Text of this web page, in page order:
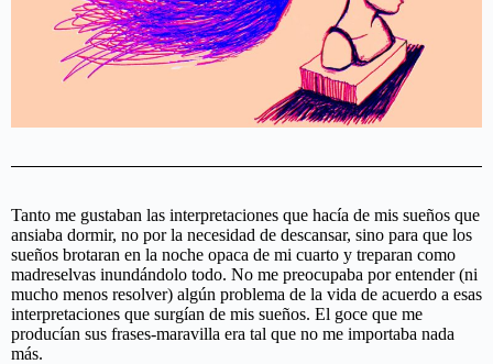
Tanto me gustaban las interpretaciones que hacía de mis sueños que
ansiaba dormir, no por la necesidad de descansar, sino para que los
sueños brotaran en la noche opaca de mi cuarto y treparan como
madreselvas inundándolo todo. No me preocupaba por entender (ni
mucho menos resolver) algún problema de la vida de acuerdo a esas
interpretaciones que surgían de mis sueños. El goce que me
producían sus frases-maravilla era tal que no me importaba nada
más.